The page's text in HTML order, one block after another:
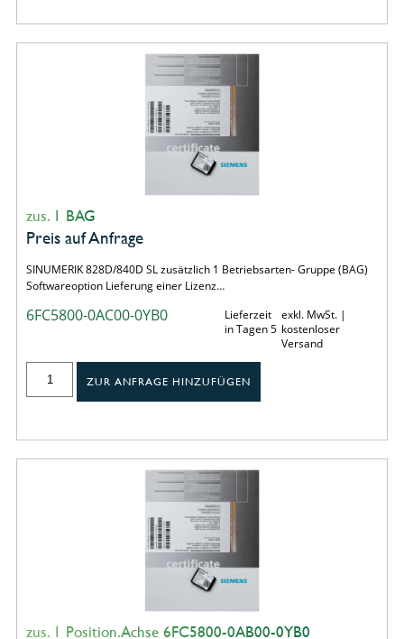
zus. 1 BAG
Preis auf Anfrage
SINUMERIK 828D/840D SL zusätzlich 1 Betriebsarten- Gruppe (BAG)
Softwareoption Lieferung einer Lizenz…
6FC5800-0AC00-0YB0
Lieferzeit
in Tagen 5
exkl. MwSt. |
kostenloser
Versand
ZUR ANFRAGE HINZUFÜGEN
zus. 1 Position.Achse 6FC5800-0AB00-0YB0